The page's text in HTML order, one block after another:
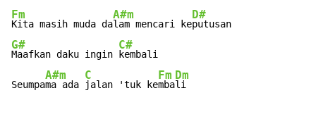
Fm
Kita masih muda da
A#m
lam mencari ke
D#
G#
Maafkan daku ingin
C#
kembali
Seumpa
A#m
ma ada
C
jalan 'tuk ke
Fm
mba
Dm
li